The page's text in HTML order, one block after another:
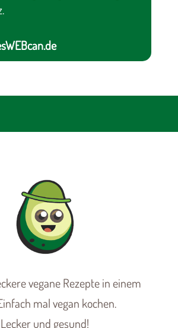
vegane Rezepte in einem
mal vegan kochen.
Lecker und gesund!